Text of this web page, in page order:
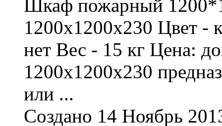
Шкаф пожарный
1200х1200х230 Цвет -
нет Вес - 15 кг Цена:
1200х1200х230
или ...
Создано 14 Ноябрь